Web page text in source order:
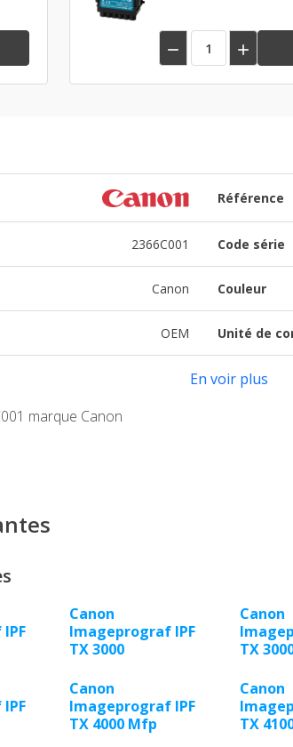
 
Référence
2366C001 Code série
Canon Couleur
OEM Unité de
En voir plus
marque Canon
Canon
Imageprograf IPF
TX 3000
Canon
TX
Canon
Imageprograf IPF
TX 4000 Mfp
Canon
TX